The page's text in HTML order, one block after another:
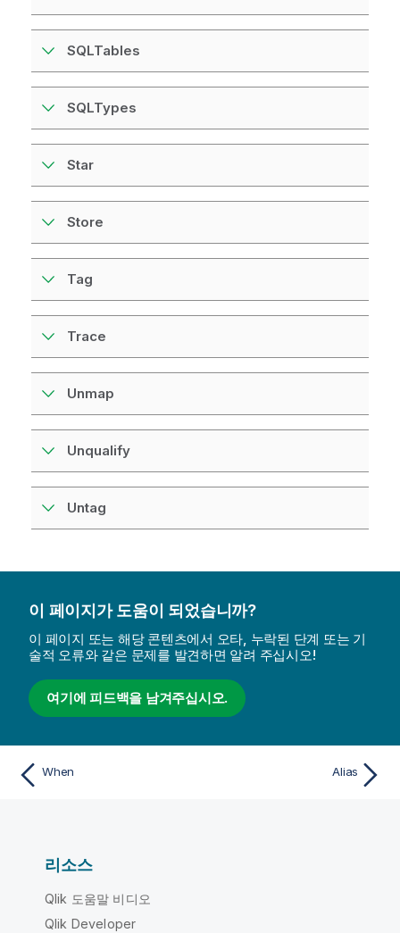
SQLTables
SQLTypes
Star
Store
Tag
Trace
Unmap
Unqualify
Untag
이 페이지가 도움이 되었습니까?
이 페이지 또는 해당 콘텐츠에서 오타, 누락된 단계 또는 기
술적 오류와 같은 문제를 발견하면 알려 주십시오!
여기에 피드백을 남겨주십시오.
When Alias
리소스
Qlik 도움말 비디오
Qlik Developer